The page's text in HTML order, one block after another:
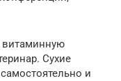
витаминную
Сухие
и